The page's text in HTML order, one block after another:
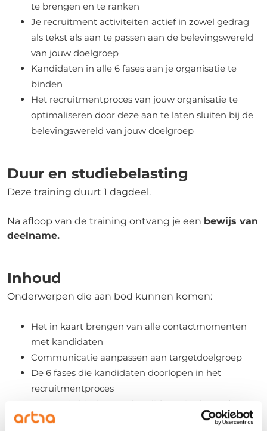
te brengen en te ranken
Je recruitment activiteiten actief in zowel gedrag
als tekst als aan te passen aan de belevingswereld
van jouw doelgroep
Kandidaten in alle 6 fases aan je organisatie te
binden
Het recruitmentproces van jouw organisatie te
optimaliseren door deze aan te laten sluiten bij de
belevingswereld van jouw doelgroep
Duur en studiebelasting
Deze training duurt 1 dagdeel.
Na afloop van de training ontvang je een bewijs van
deelname.
Inhoud
Onderwerpen die aan bod kunnen komen:
Het in kaart brengen van alle contactmomenten
met kandidaten
Communicatie aanpassen aan targetdoelgroep
De 6 fases die kandidaten doorlopen in het
recruitmentproces
Het aan je binden van kandidaten in deze 6 fases
Het optimaliseren van het recruitmentproces zodat